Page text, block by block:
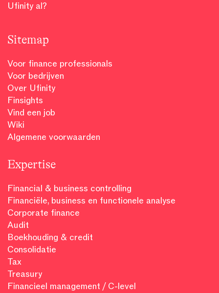
Ufinity al?
Sitemap
Voor finance professionals
Voor bedrijven
Over Ufinity
Finsights
Vind een job
Wiki
Algemene voorwaarden
Expertise
Financial & business controlling
Financiële, business en functionele analyse
Corporate finance
Audit
Boekhouding & credit
Consolidatie
Tax
Treasury
Financieel management / C-level